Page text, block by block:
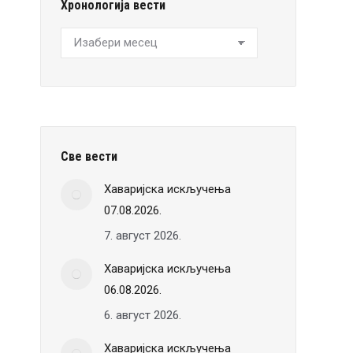
Хронологија вести
Хронологија
вести
Све вести
Хаваријска искључења
07.08.2026.
7. август 2026.
Хаваријска искључења
06.08.2026.
6. август 2026.
Хаваријска искључења